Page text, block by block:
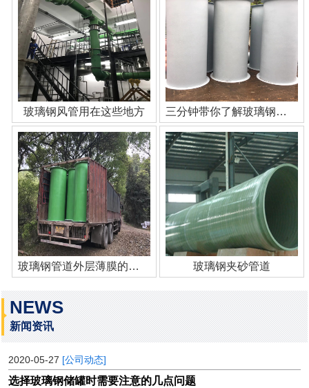
玻璃钢风管用在这些地方 三分钟带你了解玻璃钢管道
玻璃钢管道外层薄膜的作用 玻璃钢夹砂管道
NEWS
新闻资讯
2020-05-27 [公司动态]
选择玻璃钢储罐时需要注意的几点问题